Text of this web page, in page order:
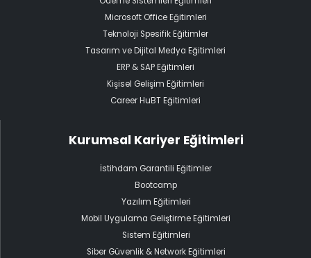
Microsoft Office Eğitimleri
Teknoloji Spesifik Eğitimler
Tasarım ve Dijital Medya Eğitimleri
ERP & SAP Eğitimleri
Kişisel Gelişim Eğitimleri
Career HuBT Eğitimleri
Kurumsal Kariyer Eğitimleri
İstihdam Garantili Eğitimler
Bootcamp
Yazılım Eğitimleri
Mobil Uygulama Geliştirme Eğitimleri
Sistem Eğitimleri
Siber Güvenlik & Network Eğitimleri